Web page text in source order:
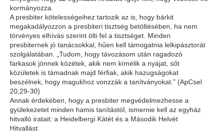
kormányozza.
A presbiter kötelességeihez tartozik az is, hogy bárkit
megakadályozzon a presbiteri tisztség betöltésében, ha nem
törvényes elhívás szerint ölti fel a tisztséget. Minden
presbiternek jó tanácsokkal, hűen kell támogatnia lelkipásztorát
szolgálatában.
„Tudom, hogy távozásom után ragadozó
farkasok jönnek közétek, akik nem kímélik a nyájat, sőt
közületek is támadnak majd férfiak, akik hazugságokat
beszélnek, hogy magukhoz vonzzák a tanítványokat.” (ApCsel
20,29-30)
Annak érdekében, hogy a presbiter megvédelmezhesse a
gyülekezetet minden hamis tanítástól, ismernie kell az egyház
hitvalló iratait: a Heidelbergi Kátét és a Második Helvét
Hitvallást.